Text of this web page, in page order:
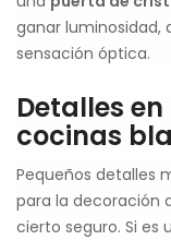
ganar luminosidad,
sensación óptica.
Detalles
cocinas
Pequeños detalles
para la decoración
cierto seguro. Si es